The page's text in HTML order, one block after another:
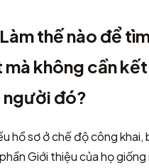
thế nào để
mà không cần
đó?
hồ sơ ở chế độ công khai,
Giới thiệu của họ giống